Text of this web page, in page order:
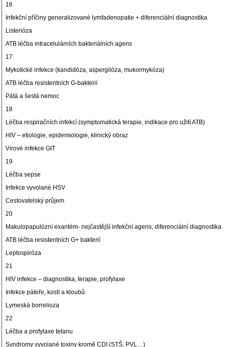
16
Infekční příčiny generalizované lymfadenopatie + diferenciální diagnostika
Listerióza
ATB léčba intracelulárních bakteriálních agens
17
Mykotické infekce (kandidóza, aspergilóza, mukormykóza)
ATB léčba resistentních G-bakterií
Pátá a šestá nemoc
18
Léčba respiračních infekcí (symptomatická terapie, indikace pro užití ATB)
HIV – etiologie, epidemiologie, klinický obraz
Virové infekce GIT
19
Léčba sepse
Infekce vyvolané HSV
Cestovatelský průjem
20
Makulopapulózní exantém- nejčastější infekční agens, diferenciální diagnostika
ATB léčba resistentních G+ bakterií
Leptospiróza
21
HIV infekce – diagnostika, terapie, profylaxe
Infekce páteře, kostí a kloubů
Lymeská borrelioza
22
Léčba a profylaxe tetanu
Syndromy vyvolané toxiny kromě CDI (STŠ, PVL…)